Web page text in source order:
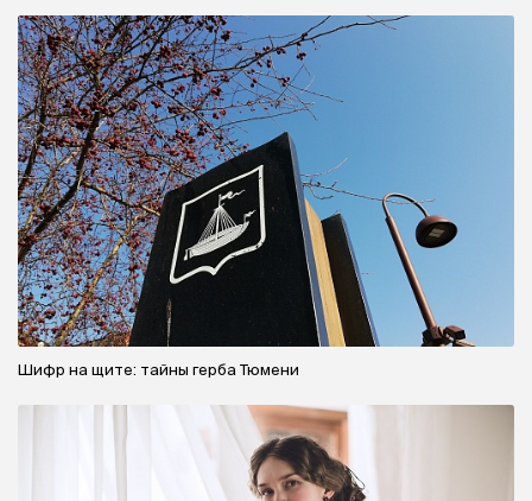
Шифр на щите: тайны герба Тюмени